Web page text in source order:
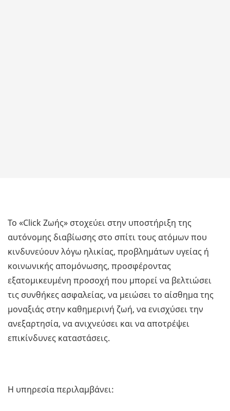
Το «Click Ζωής» στοχεύει στην υποστήριξη της
αυτόνομης διαβίωσης στο σπίτι τους ατόμων που
κινδυνεύουν λόγω ηλικίας, προβλημάτων υγείας ή
κοινωνικής απομόνωσης, προσφέροντας
εξατομικευμένη προσοχή που μπορεί να βελτιώσει
τις συνθήκες ασφαλείας, να μειώσει το αίσθημα της
μοναξιάς στην καθημερινή ζωή, να ενισχύσει την
ανεξαρτησία, να ανιχνεύσει και να αποτρέψει
επικίνδυνες καταστάσεις.
Η υπηρεσία περιλαμβάνει: